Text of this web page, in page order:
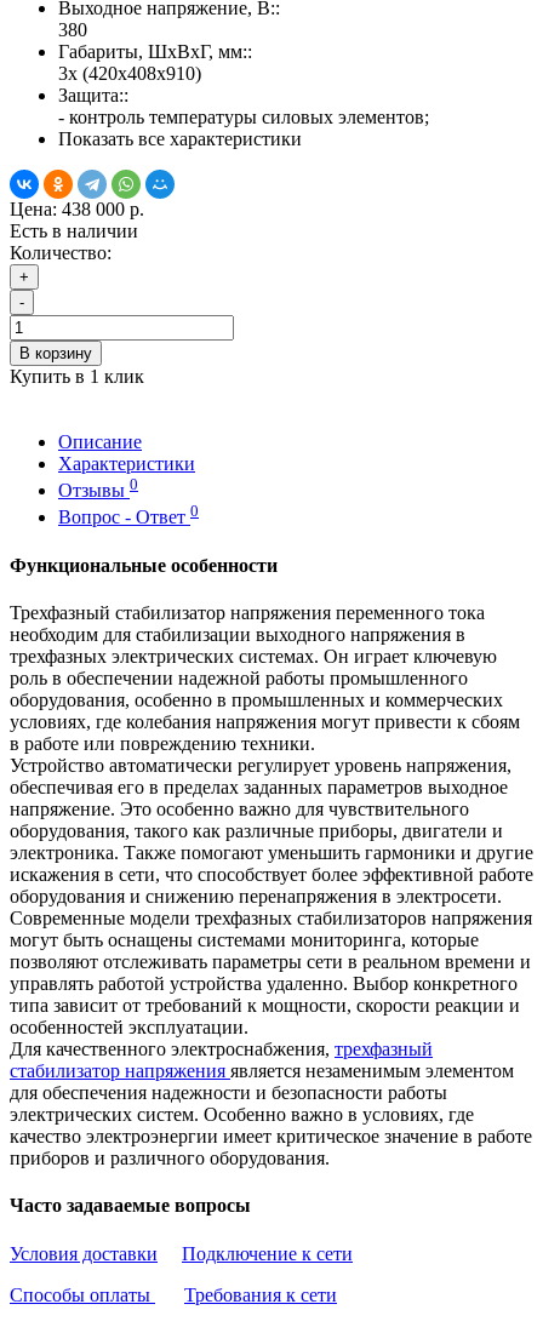
Выходное напряжение, В::
380
Габариты, ШхВхГ, мм::
3х (420х408х910)
Защита::
- контроль температуры силовых элементов;
Показать все характеристики
Цена: 438 000 р.
Есть в наличии
Количество:
+
-
В корзину
Купить в 1 клик
Описание
Характеристики
Отзывы 0
Вопрос - Ответ 0
Функциональные особенности
Трехфазный стабилизатор напряжения переменного тока
необходим для стабилизации выходного напряжения в
трехфазных электрических системах. Он играет ключевую
роль в обеспечении надежной работы промышленного
оборудования, особенно в промышленных и коммерческих
условиях, где колебания напряжения могут привести к сбоям
в работе или повреждению техники.
Устройство автоматически регулирует уровень напряжения,
обеспечивая его в пределах заданных параметров выходное
напряжение. Это особенно важно для чувствительного
оборудования, такого как различные приборы, двигатели и
электроника. Также помогают уменьшить гармоники и другие
искажения в сети, что способствует более эффективной работе
оборудования и снижению перенапряжения в электросети.
Современные модели трехфазных стабилизаторов напряжения
могут быть оснащены системами мониторинга, которые
позволяют отслеживать параметры сети в реальном времени и
управлять работой устройства удаленно. Выбор конкретного
типа зависит от требований к мощности, скорости реакции и
особенностей эксплуатации.
Для качественного электроснабжения, трехфазный
стабилизатор напряжения является незаменимым элементом
для обеспечения надежности и безопасности работы
электрических систем. Особенно важно в условиях, где
качество электроэнергии имеет критическое значение в работе
приборов и различного оборудования.
Часто задаваемые вопросы
Условия доставки
Подключение к сети
Способы оплаты
Требования к сети